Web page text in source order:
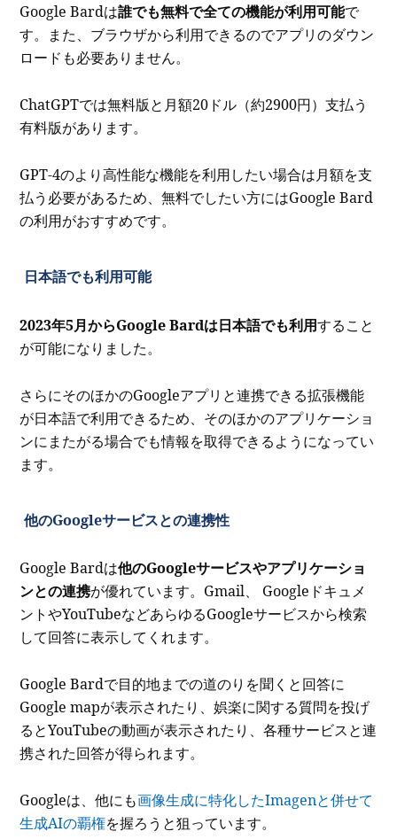
Google Bardは誰でも無料で全ての機能が利用可能で
す。また、ブラウザから利用できるのでアプリのダウン
ロードも必要ありません。
ChatGPTでは無料版と月額20ドル（約2900円）支払う
有料版があります。
GPT-4のより高性能な機能を利用したい場合は月額を支
払う必要があるため、無料でしたい方にはGoogle Bard
の利用がおすすめです。
日本語でも利用可能
2023年5月からGoogle Bardは日本語でも利用すること
が可能になりました。
さらにそのほかのGoogleアプリと連携できる拡張機能
が日本語で利用できるため、そのほかのアプリケーショ
ンにまたがる場合でも情報を取得できるようになってい
ます。
他のGoogleサービスとの連携性
Google Bardは他のGoogleサービスやアプリケーショ
ンとの連携が優れています。Gmail、 Googleドキュメ
ントやYouTubeなどあらゆるGoogleサービスから検索
して回答に表示してくれます。
Google Bardで目的地までの道のりを聞くと回答に
Google mapが表示されたり、娯楽に関する質問を投げ
るとYouTubeの動画が表示されたり、各種サービスと連
携された回答が得られます。
Googleは、他にも画像生成に特化したImagenと併せて
生成AIの覇権を握ろうと狙っています。